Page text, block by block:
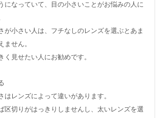
になっていて、目の小さいことがお悩みの人に
が小さい人は、フチなしのレンズを選ぶとあま
ません。
く見せたい人にお勧めです。
はレンズによって違いがあります。
区切りがはっきりしませんし、太いレンズを選